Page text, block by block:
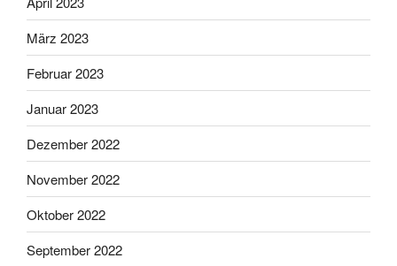
März 2023
Februar 2023
Januar 2023
Dezember 2022
November 2022
Oktober 2022
September 2022